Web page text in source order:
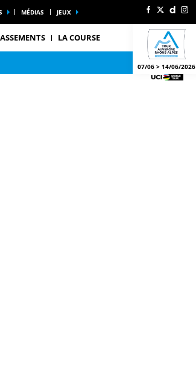
MÉDIAS JEUX
LA COURSE
07/06 > 14/06/2026